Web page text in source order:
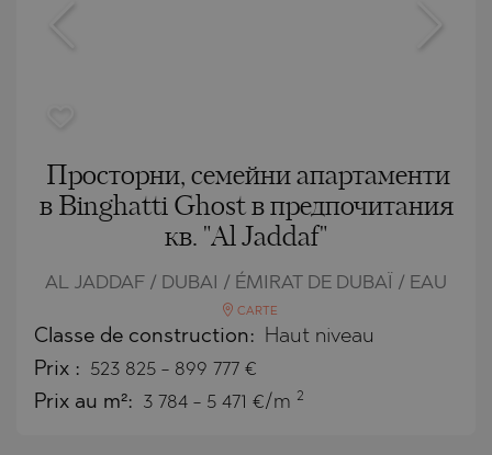
Просторни, семейни апартаменти
в Binghatti Ghost в предпочитания
кв. "Аl Jaddaf"
AL JADDAF / DUBAI / ÉMIRAT DE DUBAÏ / EAU
CARTE
Classe de construction: Haut niveau
Prix : 523 825 - 899 777 €
Prix au m²: 3 784 - 5 471 €/m 2